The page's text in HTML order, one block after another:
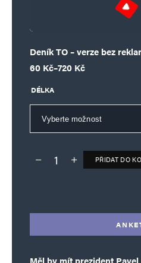
Deník TO – verze bez
60 Kč–720 Kč
Rozpětí cen: 60 Kč až 720 Kč
DÉLKA
Deník TO – verze bez reklam
PŘIDAT DO
Měl by mít prezident